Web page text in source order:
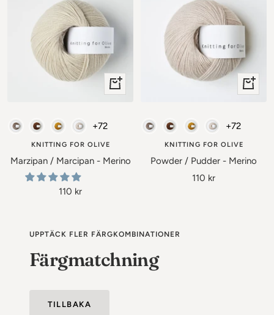
+
i
varukorgen
Merino - Knitting for Olive
+72
KNITTING FOR OLIVE
Marzipan / Marcipan - Merino
Rea-
110 kr
+
Lägg
i
Merino - Knitting for Olive
+72
KNITTING FOR OLIVE
Powder / Pudder - Merino
Rea-
110 kr
UPPTÄCK FLER FÄRGKOMBINATIONER
Färgmatchning
TILLBAKA